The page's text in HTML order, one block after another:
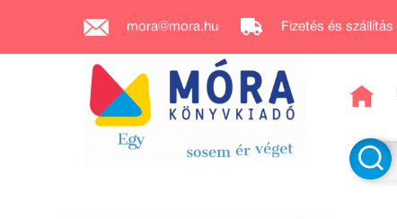
mora@mora.hu Fizetés és szállítás